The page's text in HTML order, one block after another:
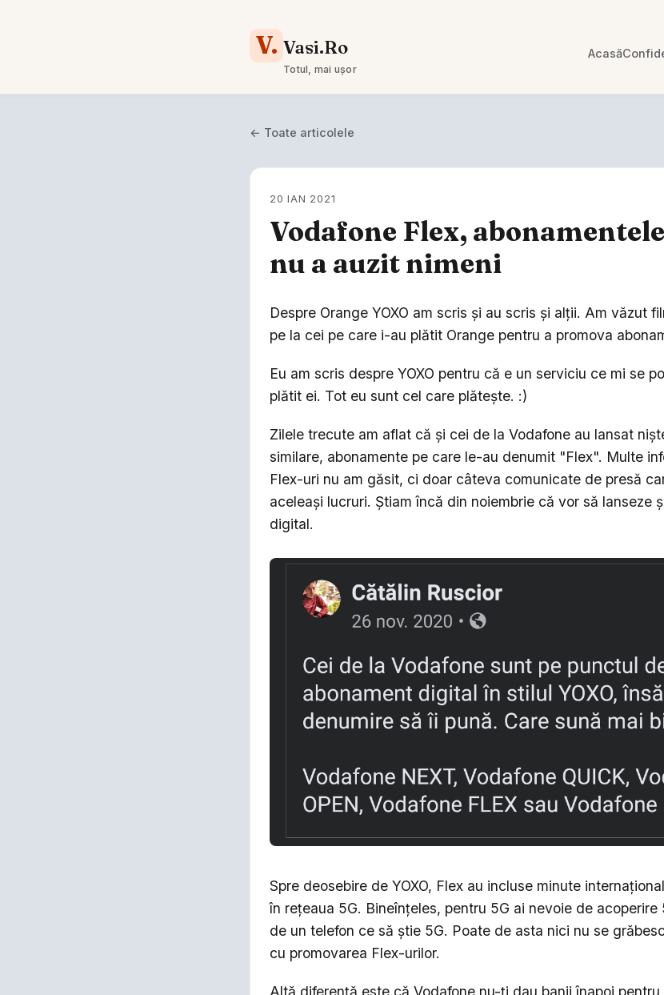
V. Vasi.Ro
Totul, mai ușor
Acasă
← Toate articolele
20 IAN 2021
Vodafone Flex,
nu a auzit nimeni
Despre Orange YOXO am scris și au scris și alții. Am văzut
pe la cei pe care i-au plătit Orange pentru a promova
Eu am scris despre YOXO pentru că e un serviciu ce mi se
plătit ei. Tot eu sunt cel care plătește. :)
Zilele trecute am aflat că și cei de la Vodafone au lansat
similare, abonamente pe care le-au denumit "Flex". Multe
Flex-uri nu am găsit, ci doar câteva comunicate de presă
aceleași lucruri. Știam încă din noiembrie că vor să lanseze
digital.
Spre deosebire de YOXO, Flex au incluse minute
în rețeaua 5G. Bineînțeles, pentru 5G ai nevoie de acoperire
de un telefon ce să știe 5G. Poate de asta nici nu se
cu promovarea Flex-urilor.